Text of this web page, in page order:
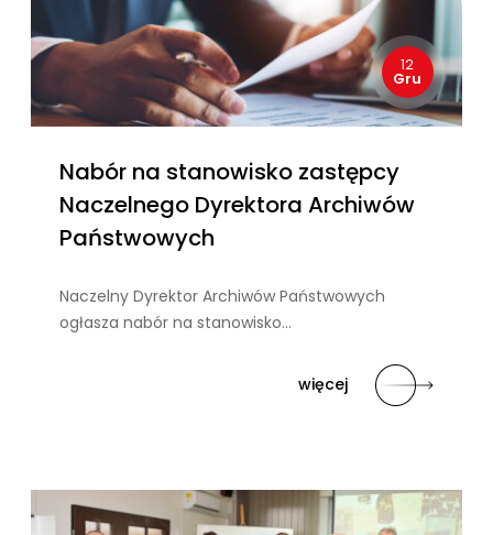
12
Gru
Nabór na stanowisko zastępcy
Naczelnego Dyrektora Archiwów
Państwowych
Naczelny Dyrektor Archiwów Państwowych
ogłasza nabór na stanowisko…
więcej